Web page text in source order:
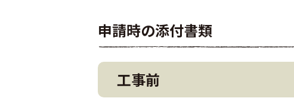
申請時の添付書類
工事前